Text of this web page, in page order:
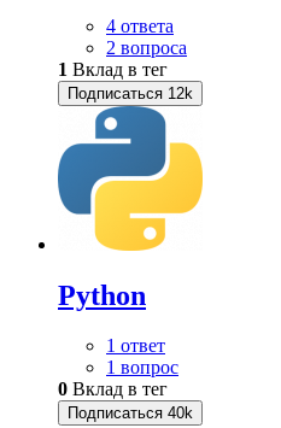
4 ответа
2 вопроса
1 Вклад в тег
Подписаться 12k
Python
1 ответ
1 вопрос
0 Вклад в тег
Подписаться 40k